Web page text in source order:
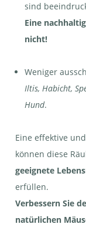
sind
Eine
nicht!
Weniger
Iltis, Habicht,
Hund.
Eine effektive
können diese
geeignete
erfüllen.
Verbessern Sie
natürlichen